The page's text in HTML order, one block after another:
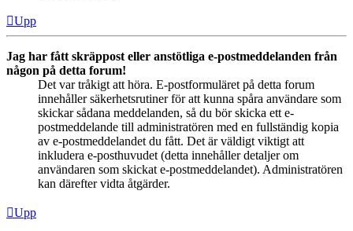
Upp
Jag har fått skräppost eller anstötliga e-postmeddelanden från
någon på detta forum!
Det var tråkigt att höra. E-postformuläret på detta forum
innehåller säkerhetsrutiner för att kunna spåra användare som
skickar sådana meddelanden, så du bör skicka ett e-
postmeddelande till administratören med en fullständig kopia
av e-postmeddelandet du fått. Det är väldigt viktigt att
inkludera e-posthuvudet (detta innehåller detaljer om
användaren som skickat e-postmeddelandet). Administratören
kan därefter vidta åtgärder.
Upp